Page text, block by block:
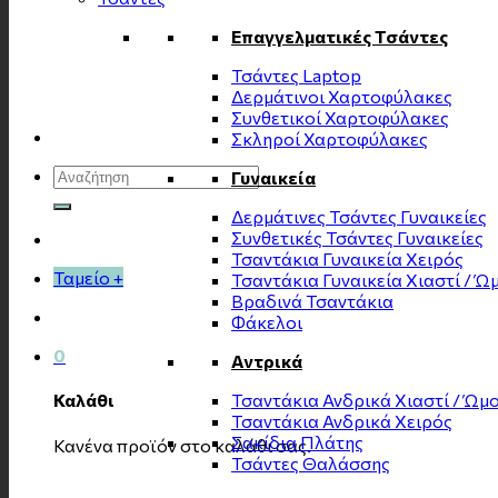
Αναζήτηση
για:
Ταμείο +
0
Καλάθι
Κανένα προϊόν στο καλάθι σας.
Επαγγελματικές Τσάντες
Τσάντες Laptop
Δερμάτινοι Χαρτοφύλακες
Συνθετικοί Χαρτοφύλακες
Σκληροί Χαρτοφύλακες
Γυναικεία
Δερμάτινες Τσάντες Γυναικείες
Συνθετικές Τσάντες Γυναικείες
Τσαντάκια Γυναικεία Χειρός
Τσαντάκια Γυναικεία Χιαστί /
Βραδινά Τσαντάκια
Φάκελοι
Αντρικά
Τσαντάκια Ανδρικά Χιαστί /
Τσαντάκια Ανδρικά Χειρός
Σακίδια Πλάτης
Τσάντες Θαλάσσης